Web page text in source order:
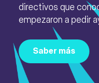
directivos que
empezaron a pedir
Saber más